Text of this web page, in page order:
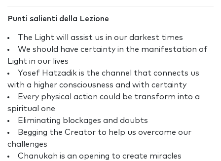
Punti salienti della Lezione
The Light will assist us in our darkest times
We should have certainty in the manifestation of
Light in our lives
Yosef Hatzadik is the channel that connects us
with a higher consciousness and with certainty
Every physical action could be transform into a
spiritual one
Eliminating blockages and doubts
Begging the Creator to help us overcome our
challenges
Chanukah is an opening to create miracles